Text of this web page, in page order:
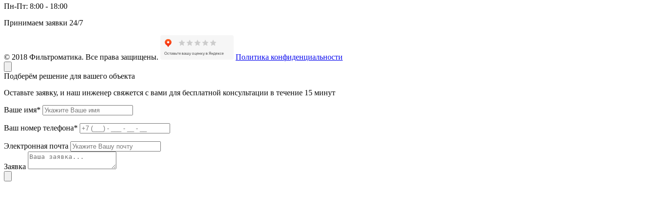
Пн-Пт: 8:00 - 18:00
Принимаем заявки 24/7
© 2018 Фильтроматика. Все права защищены. Политика конфиденциальности
Подберём решение для вашего объекта
Оставьте заявку, и наш инженер свяжется с вами для бесплатной консультации в течение 15 минут
Ваше имя*
Ваш номер телефона*
Электронная почта
Заявка